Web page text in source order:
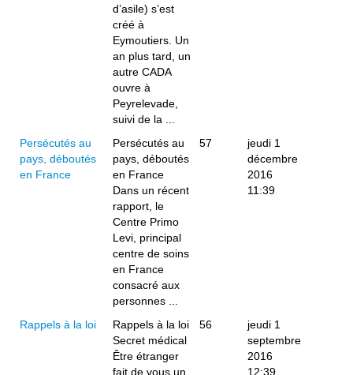
d’asile) s’est
créé à
Eymoutiers. Un
an plus tard, un
autre CADA
ouvre à
Peyrelevade,
suivi de la ...
Persécutés au
pays, déboutés
en France
Persécutés au
pays, déboutés
en France
Dans un récent
rapport, le
Centre Primo
Levi, principal
centre de soins
en France
consacré aux
personnes ...
57
jeudi 1
décembre
2016
11:39
Rappels à la loi
Rappels à la loi
Secret médical
Être étranger
fait de vous un
56
jeudi 1
septembre
2016
12:39